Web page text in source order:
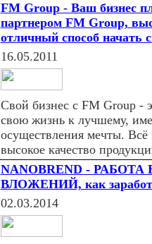
FM Group - Ваш бизнес
партнером FM Group,
отличный способ начать
16.05.2011
Свой бизнес с FM Group -
свою жизнь к лучшему,
осуществления мечты. Всё
высокое качество
NANOBREND -
ВЛОЖЕНИЙ, как
02.03.2014